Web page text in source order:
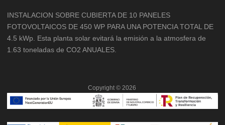
INSTALACION SOBRE CUBIERTA DE 10 PANELES
FOTOVOLTAICOS DE 450 WP PARA UNA POTENCIA TOTAL DE
4.5 kWp. Esta planta solar evitará la emisión a la atmosfera de
1.63 toneladas de CO2 ANUALES.
Copyright © 2026